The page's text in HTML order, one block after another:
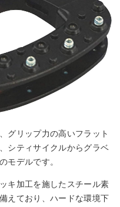
グリップ力の高いフラット
シティサイクルからグラベ
モデルです。
キ加工を施したスチール素
えており、ハードな環境下